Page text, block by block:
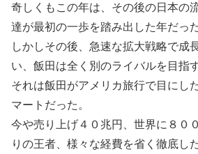
奇しくもこの年は、その後の日本の
達が最初の一歩を踏み出した年だった
しかしその後、急速な拡大戦略で成
い、飯田は全く別のライバルを目指す
それは飯田がアメリカ旅行で目にし
マートだった。
今や売り上げ４０兆円、世界に８０
りの王者、様々な経費を省く徹底し